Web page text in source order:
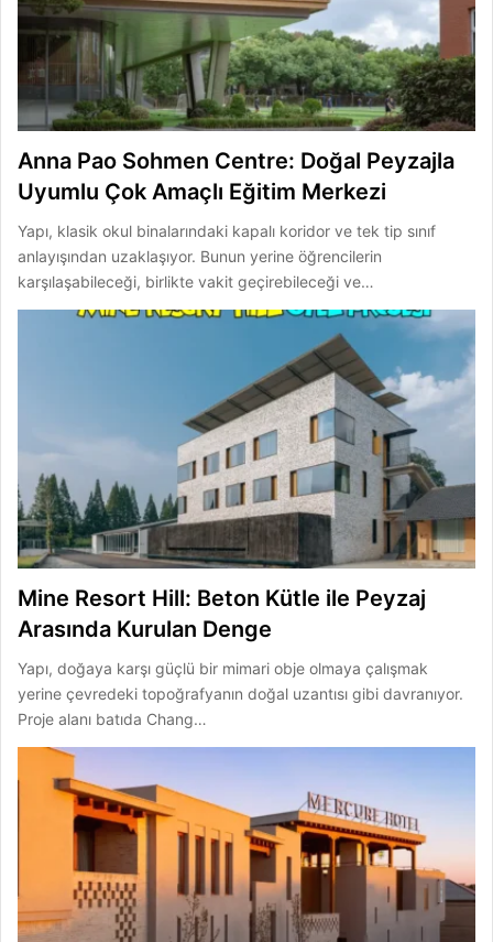
Anna Pao Sohmen Centre: Doğal Peyzajla
Uyumlu Çok Amaçlı Eğitim Merkezi
Yapı, klasik okul binalarındaki kapalı koridor ve tek tip sınıf
anlayışından uzaklaşıyor. Bunun yerine öğrencilerin
karşılaşabileceği, birlikte vakit geçirebileceği ve…
Mine Resort Hill: Beton Kütle ile Peyzaj
Arasında Kurulan Denge
Yapı, doğaya karşı güçlü bir mimari obje olmaya çalışmak
yerine çevredeki topoğrafyanın doğal uzantısı gibi davranıyor.
Proje alanı batıda Chang…